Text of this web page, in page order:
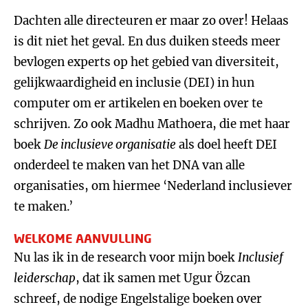
Dachten alle directeuren er maar zo over! Helaas
is dit niet het geval. En dus duiken steeds meer
bevlogen experts op het gebied van diversiteit,
gelijkwaardigheid en inclusie (DEI) in hun
computer om er artikelen en boeken over te
schrijven. Zo ook Madhu Mathoera, die met haar
boekDe inclusieve organisatie als doel heeft DEI
onderdeel te maken van het DNA van alle
organisaties, om hiermee ‘Nederland inclusiever
te maken.’
WELKOME AANVULLING
Nu las ik in de research voor mijn boekInclusief
leiderschap, dat ik samen met Ugur Özcan
schreef, de nodige Engelstalige boeken over